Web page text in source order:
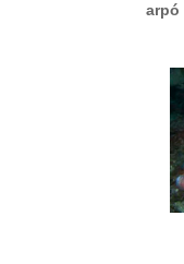
arpó